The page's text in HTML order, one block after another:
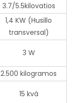
3.7/5.5kilovatios
1,4 KW (Husillo
transversal)
3 W
2.500 kilogramos
15 kvá